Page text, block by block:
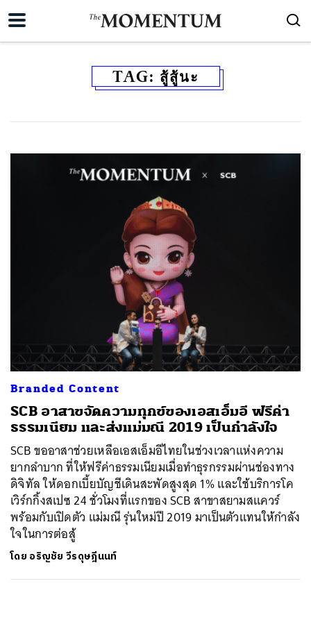
TAG: สู้สู้นะ
Branded Content
SCB อาสาขจัดความทุกข์ของเอสเอ็มอี ฟรีค่า
ธรรมเนียม และส่งแม่มณี 2019 เป็นกำลังใจ
SCB ขออาสาช่วยเหลือเอสเอ็มอีไทยในช่วงเวลาแห่งความ
ยากลำบาก ที่ให้ฟรีค่าธรรมเนียมเมื่อทำธุรกรรมผ่านช่องทาง
ดิจิทัล ให้ดอกเบี้ยบัญชีเดินสะพัดสูงสุด 1% และใช้บริการโค
เวิร์กกิ้งสเปซ 24 ชั่วโมงที่แรกของ SCB สาขาสยามสแควร์
พร้อมกับเปิดตัว แม่มณี รุ่นใหม่ปี 2019 มาเป็นตัวแทนให้กำลัง
ใจในการต่อสู้
โดย อริญชัย วีรดุษฎีนนท์
ค้นหา
SHARE TWEET